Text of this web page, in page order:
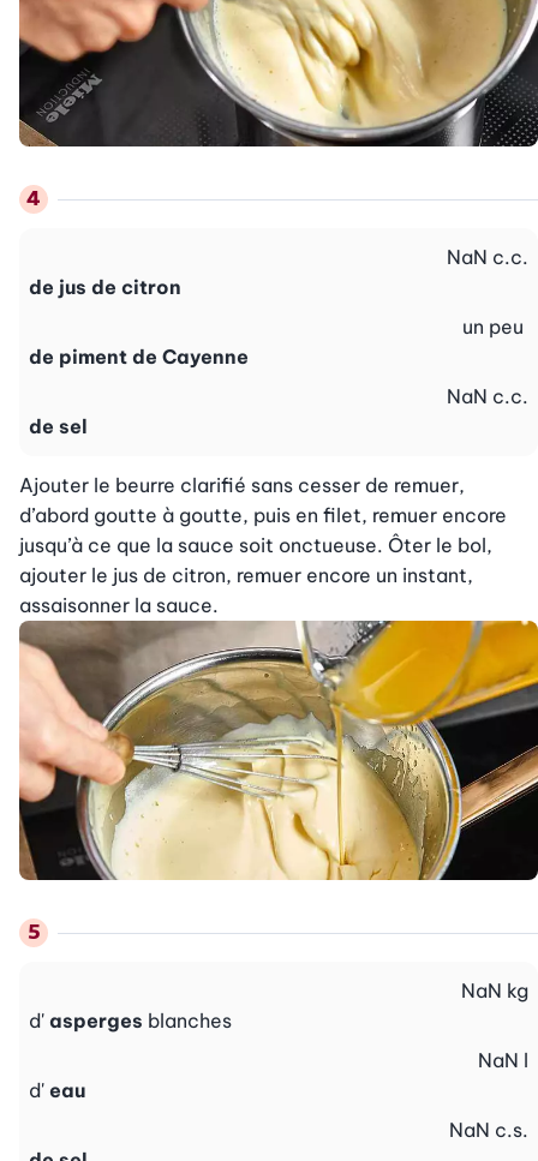
de jus de citron
NaN c.c.
de piment de Cayenne
un peu
de sel
NaN c.c.
Ajouter le beurre clarifié sans cesser de remuer,
d’abord goutte à goutte, puis en filet, remuer encore
jusqu’à ce que la sauce soit onctueuse. Ôter le bol,
ajouter le jus de citron, remuer encore un instant,
assaisonner la sauce.
d' asperges blanches
NaN kg
d' eau
NaN l
NaN c.s.